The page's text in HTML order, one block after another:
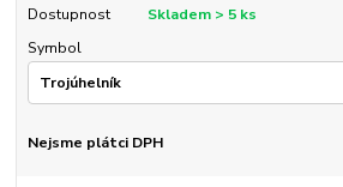
Dostupnost
Skladem > 5 ks
Symbol
Nejsme plátci DPH